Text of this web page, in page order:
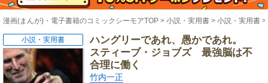
漫画(まんが)・電子書籍のコミックシーモアTOP 小説・実用書 小説・実用書
ハングリーであれ、愚かであれ。
スティーブ・ジョブズ 最強脳は不
合理に働く
竹内一正
小説・実用書